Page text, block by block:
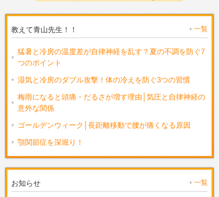
教えて青山先生！！ 一覧
猛暑と冷房の温度差が自律神経を乱す？夏の不調を防ぐ7
つのポイント
湿気と冷房のダブル攻撃！体の冷えを防ぐ3つの習慣
梅雨になると頭痛・だるさが増す理由│気圧と自律神経の
意外な関係
ゴールデンウィーク│長距離移動で腰が痛くなる原因
顎関節症を深堀り！
お知らせ 一覧